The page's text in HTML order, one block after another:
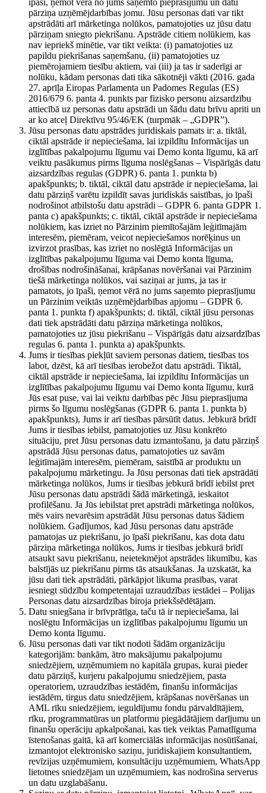
īpaši, ņemot vērā no jums saņemto pieprasījumu un datu
pārziņa uzņēmējdarbības jomu. Jūsu personas dati var tikt
apstrādāti arī mārketinga nolūkos, pamatojoties uz jūsu datu
pārziņam sniegto piekrišanu. Apstrāde citiem nolūkiem, kas
nav iepriekš minētie, var tikt veikta: (i) pamatojoties uz
papildu piekrišanas saņemšanu, (ii) pamatojoties uz
piemērojamiem tiesību aktiem, vai (iii) ja tas ir saderīgi ar
nolūku, kādam personas dati tika sākotnēji vākti (2016. gada
27. aprīļa Eiropas Parlamenta un Padomes Regulas (ES)
2016/679 6. panta 4. punkts par fizisko personu aizsardzību
attiecībā uz personas datu apstrādi un šādu datu brīvu apriti un
ar ko atceļ Direktīvu 95/46/EK (turpmāk – „GDPR”).
Jūsu personas datu apstrādes juridiskais pamats ir: a. tiktāl,
ciktāl apstrāde ir nepieciešama, lai izpildītu Informācijas un
izglītības pakalpojumu līgumu vai Demo konta līgumu, kā arī
veiktu pasākumus pirms līguma noslēgšanas – Vispārīgās datu
aizsardzības regulas (GDPR) 6. panta 1. punkta b)
apakšpunkts; b. tiktāl, ciktāl datu apstrāde ir nepieciešama, lai
datu pārziņš varētu izpildīt savas juridiskās saistības, jo īpaši
nodrošinot atbilstošu datu apstrādi – GDPR 6. panta GDPR 1.
panta c) apakšpunkts; c. tiktāl, ciktāl apstrāde ir nepieciešama
nolūkiem, kas izriet no Pārzinim piemītošajām leģitīmajām
interesēm, piemēram, veicot nepieciešamos norēķinus un
izvirzot prasības, kas izriet no noslēgtā Informācijas un
izglītības pakalpojumu līguma vai Demo konta līguma,
drošības nodrošināšanai, krāpšanas novēršanai vai Pārzinim
tiešā mārketinga nolūkos, vai saziņai ar jums, ja tas ir
pamatots, jo īpaši, ņemot vērā no jums saņemto pieprasījumu
un Pārzinim veiktās uzņēmējdarbības apjomu – GDPR 6.
panta 1. punkta f) apakšpunkts; d. tiktāl, ciktāl jūsu personas
dati tiek apstrādāti datu pārziņa mārketinga nolūkos,
pamatojoties uz jūsu piekrišanu – Vispārīgās datu aizsardzības
regulas 6. panta 1. punkta a) apakšpunkts.
Jums ir tiesības piekļūt saviem personas datiem, tiesības tos
labot, dzēst, kā arī tiesības ierobežot datu apstrādi. Tiktāl,
ciktāl apstrāde ir nepieciešama, lai izpildītu Informācijas un
izglītības pakalpojumu līgumu vai Demo konta līgumu, kurā
Jūs esat puse, vai lai veiktu darbības pēc Jūsu pieprasījuma
pirms šo līgumu noslēgšanas (GDPR 6. panta 1. punkta b)
apakšpunkts), Jums ir arī tiesības pārsūtīt datus. Jebkurā brīdī
Jums ir tiesības iebilst, pamatojoties uz Jūsu konkrēto
situāciju, pret Jūsu personas datu izmantošanu, ja datu pārziņš
apstrādā Jūsu personas datus, pamatojoties uz savām
leģitīmajām interesēm, piemēram, saistībā ar produktu un
pakalpojumu mārketingu. Ja Jūsu personas dati tiek apstrādāti
mārketinga nolūkos, Jums ir tiesības jebkurā brīdī iebilst pret
Jūsu personas datu apstrādi šādā mārketingā, ieskaitot
profilēšanu. Ja Jūs iebilstat pret apstrādi mārketinga nolūkos,
mēs vairs nevarēsim apstrādāt Jūsu personas datus šādiem
nolūkiem. Gadījumos, kad Jūsu personas datu apstrāde
pamatojas uz piekrišanu, jo īpaši piekrišanu, kas dota datu
pārziņa mārketinga nolūkos, Jums ir tiesības jebkurā brīdī
atsaukt savu piekrišanu, neietekmējot apstrādes likumību, kas
balstījās uz piekrišanu pirms tās atsaukšanas. Ja uzskatāt, ka
jūsu dati tiek apstrādāti, pārkāpjot likuma prasības, varat
iesniegt sūdzību kompetentajai uzraudzības iestādei – Polijas
Personas datu aizsardzības biroja priekšsēdētājam.
Datu sniegšana ir brīvprātīga, taču tā ir nepieciešama, lai
noslēgtu Informācijas un izglītības pakalpojumu līgumu un
Demo konta līgumu.
Jūsu personas dati var tikt nodoti šādām organizāciju
kategorijām: bankām, ātro maksājumu pakalpojumu
sniedzējiem, uzņēmumiem no kapitāla grupas, kurai pieder
datu pārziņš, kurjeru pakalpojumu sniedzējiem, pasta
operatoriem, uzraudzības iestādēm, finanšu informācijas
iestādēm, tirgus datu sniedzējiem, krāpšanas novēršanas un
AML rīku sniedzējiem, ieguldījumu fondu pārvaldītājiem,
rīku, programmatūras un platformu piegādātājiem darījumu un
finanšu operāciju apkalpošanai, kas tiek veiktas Pamatlīguma
īstenošanas gaitā, kā arī komerciālās informācijas nosūtīšanai,
izmantojot elektronisko saziņu, juridiskajiem konsultantiem,
revīzijas uzņēmumiem, konsultāciju uzņēmumiem, WhatsApp
lietotnes sniedzējam un uzņēmumiem, kas nodrošina serverus
un datu uzglabāšanu.